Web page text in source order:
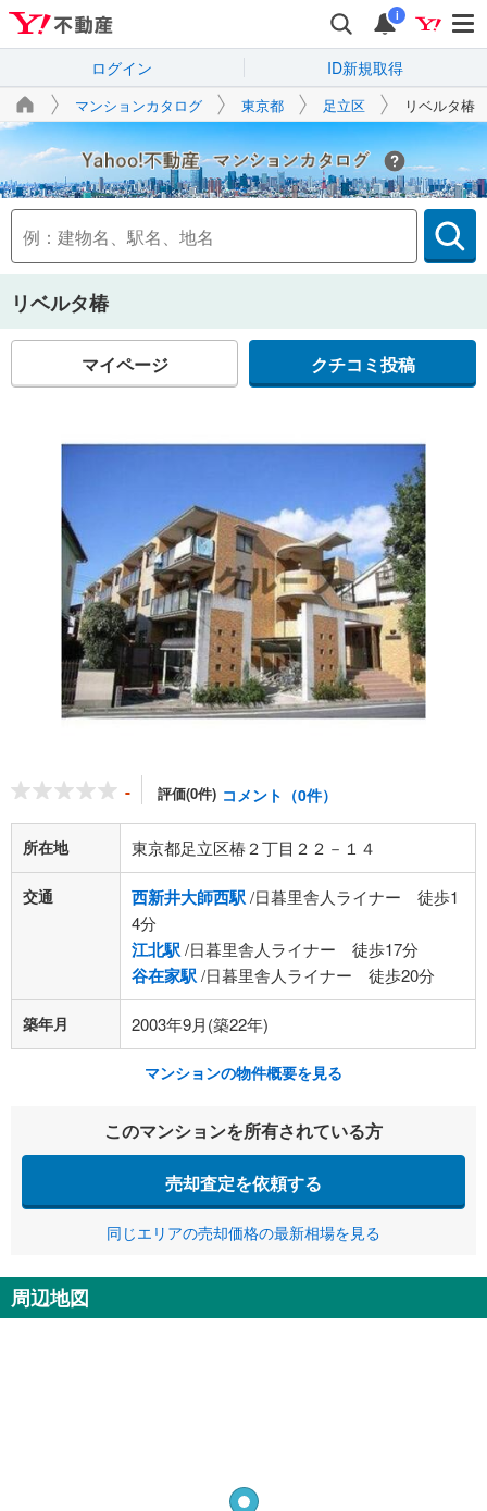
i
ログイン ID新規取得
マンションカタログ 東京都 足立区 リベルタ椿
Yahoo!不動産
リベルタ椿
マイページ クチコミ投稿
- 評価(0件) コメント（0件）
所在地 東京都足立区椿２丁目２２－１４
交通 西新井大師西駅/日暮里舎人ライナー 徒歩1
4分
江北駅/日暮里舎人ライナー 徒歩17分
谷在家駅/日暮里舎人ライナー 徒歩20分
築年月 2003年9月(築22年)
マンションの物件概要を見る
このマンションを所有されている方
売却査定を依頼する
同じエリアの売却価格の最新相場を見る
周辺地図